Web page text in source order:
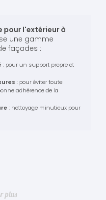
pour l'extérieur à
une gamme
façades :
: pour un support propre et
: pour éviter toute
adhérence de la
: nettoyage minutieux pour
plus